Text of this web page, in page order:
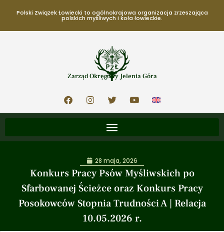
Polski Związek Łowiecki to ogólnokrajowa organizacja zrzeszająca
polskich myśliwych i koła łowieckie.
Zarząd Okręgowy Jelenia Góra
Konkurs Pracy Psów Myśliwskich po
Sfarbowanej Ścieżce oraz Konkurs Pracy
Posokowców Stopnia Trudności A | Relacja
10.05.2026 r.
28 maja, 2026